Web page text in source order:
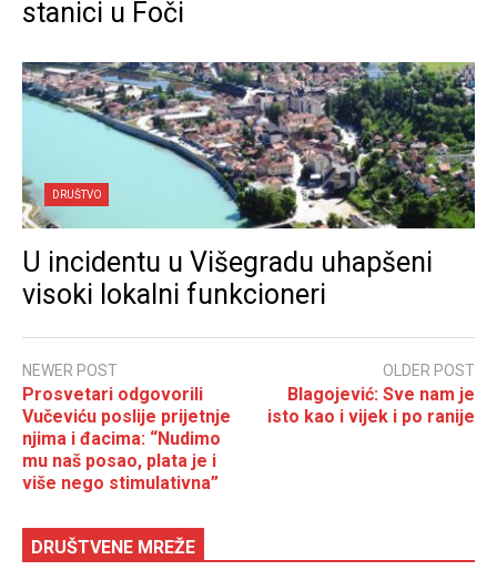
stanici u Foči
DRUŠTVO
U incidentu u Višegradu uhapšeni
visoki lokalni funkcioneri
NEWER POST
Prosvetari odgovorili
Vučeviću poslije prijetnje
njima i đacima: “Nudimo
mu naš posao, plata je i
više nego stimulativna”
OLDER POST
Blagojević: Sve nam je
isto kao i vijek i po ranije
DRUŠTVENE MREŽE